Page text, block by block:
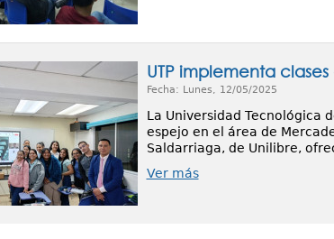
UTP implementa
Fecha: Lunes, 12/05/2025
La Universidad Tecnológica
espejo en el área de
Saldarriaga, de Unilibre,
Ver más